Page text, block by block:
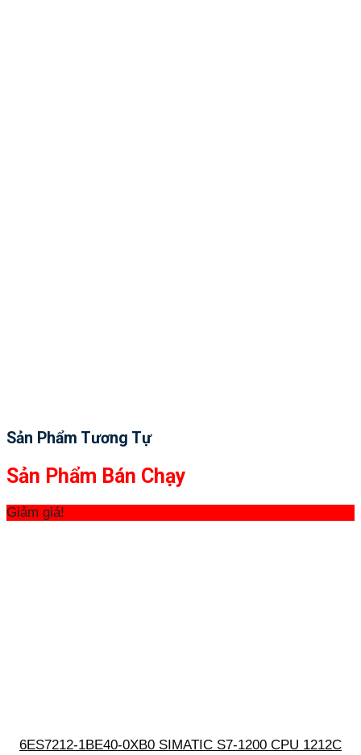
Sản Phẩm Tương Tự
Sản Phẩm Bán Chạy
Giảm giá!
6ES7212-1BE40-0XB0 SIMATIC S7-1200 CPU 1212C